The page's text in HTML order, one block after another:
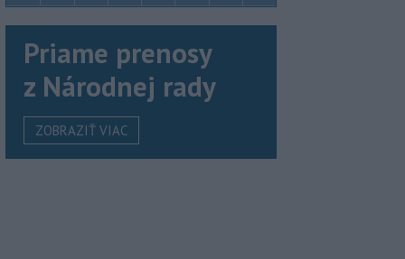
Priame prenosy
z Národnej rady
ZOBRAZIŤ VIAC